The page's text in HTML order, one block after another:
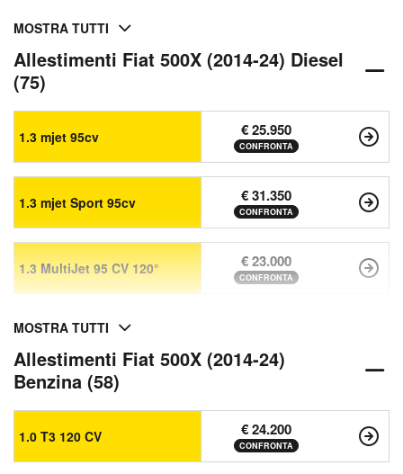
MOSTRA TUTTI
Allestimenti Fiat 500X (2014-24) Diesel
(75)
1.3 mjet 95cv € 25.950
CONFRONTA
1.3 mjet Sport 95cv € 31.350
CONFRONTA
1.3 MultiJet 95 CV 120° € 23.000
CONFRONTA
MOSTRA TUTTI
Allestimenti Fiat 500X (2014-24)
Benzina (58)
1.0 T3 120 CV € 24.200
CONFRONTA